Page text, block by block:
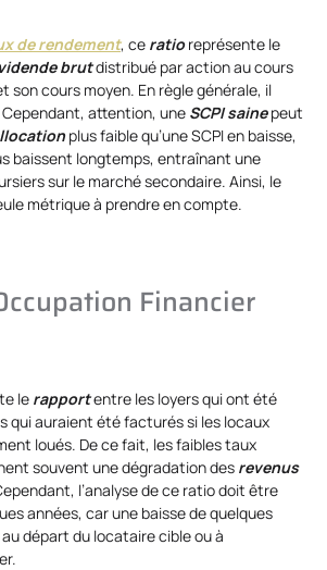
de rendement, ce ratioreprésente le
brutdistribué par action au cours
son cours moyen. En règle générale, il
Cependant, attention, une SCPI sainepeut
plus faible qu’une SCPI en baisse,
baissent longtemps, entraînant une
sur le marché secondaire. Ainsi, le
métrique à prendre en compte.
Financier
le rapportentre les loyers qui ont été
qui auraient été facturés si les locaux
loués. De ce fait, les faibles taux
souvent une dégradation des revenus
l’analyse de ce ratio doit être
années, car une baisse de quelques
départ du locataire cible ou à